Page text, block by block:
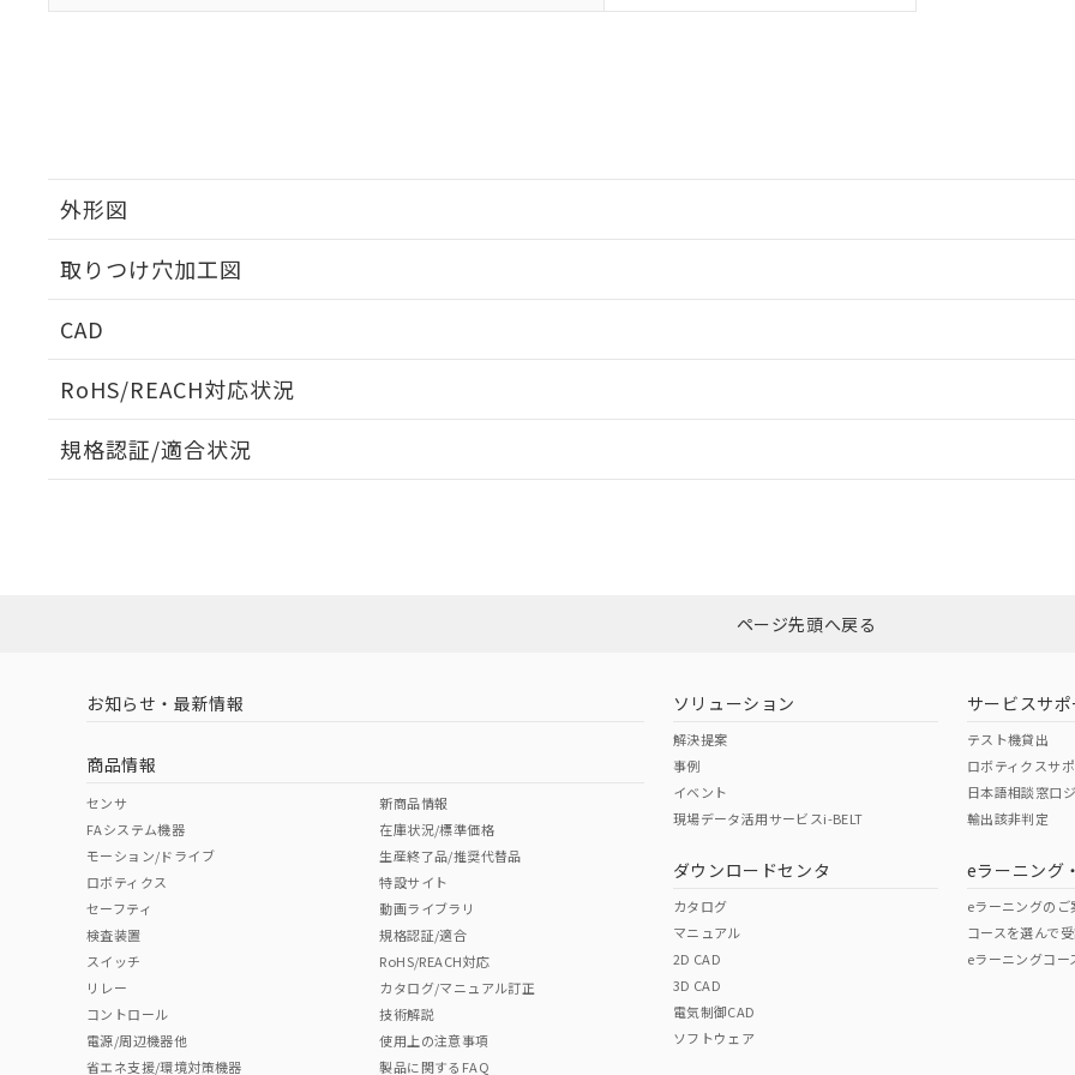
外形図
取りつけ穴加工図
CAD
RoHS/REACH対応状況
EU RoHS 注意事項・凡例
ダウンロードはこちら
中国 RoHS 注意事項・凡例
中国 RoHS表
Pb Hg Cr(VI)
"対応済み"や非含有の記載がされた商品であっても、流通在庫等で未対応品が混在する可能性があります。
非含有品が必要な際は、弊社営業部門もしくは販売店へお問い合わせください。
規格認証/適合状況
ページ先頭へ戻る
お知らせ・最新情報
商品情報
センサ
FAシステム機器
モーション/ドライブ
ロボティクス
セーフティ
検査装置
スイッチ
リレー
コントロール
電源/周辺機器他
省エネ支援/環境対策機器
新商品情報
在庫状況/標準価格
生産終了品/推奨代替品
特設サイト
動画ライブラリ
規格認証/適合
RoHS/REACH対応
カタログ/マニュアル訂正
技術解説
使用上の注意事項
製品に関するFAQ
ソリューション
解決提案
事例
イベント
現場データ活用サービスi-BELT
ダウンロードセンタ
カタログ
マニュアル
2D CAD
3D CAD
電気制御CAD
ソフトウェア
サービスサポ
テスト機貸出
ロボティクスサ
日本語相談窓口
輸出該非判定
eラーニング
eラーニングのご
コースを選んで
eラーニングコー